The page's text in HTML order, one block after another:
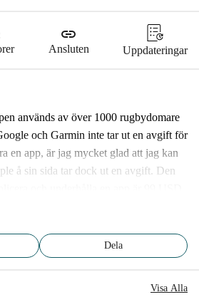
link
Ansluten Uppdateringar
används av över 1000 rugbydomare
och Garmin inte tar ut en avgift för
en app, är jag mycket glad att jag kan
å sin sida tar dock ut en avgift. Den
hyra en (virtuell) MacBook under
att täcka dessa kostnader, så att jag kan
och Apple Watch. På så sätt kan vi
och vi älskar alla att vår sport är
Dela
Visa Alla